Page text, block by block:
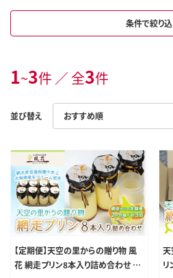
条件で絞り
1~3件 ／ 全3件
並び替え
【定期便】天空の里からの贈り物 風
花 網走プリン8本入り詰め合わせ 2
天
リ